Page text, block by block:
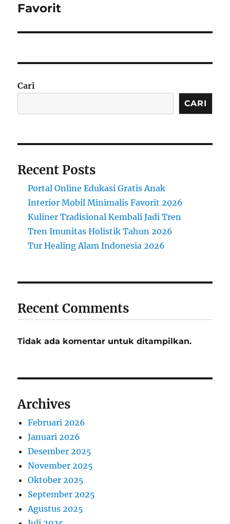
post:
Favorit
Cari
CARI
Recent Posts
Portal Online Edukasi Gratis Anak
Interior Mobil Minimalis Favorit 2026
Kuliner Tradisional Kembali Jadi Tren
Tren Imunitas Holistik Tahun 2026
Tur Healing Alam Indonesia 2026
Recent Comments
Tidak ada komentar untuk ditampilkan.
Archives
Februari 2026
Januari 2026
Desember 2025
November 2025
Oktober 2025
September 2025
Agustus 2025